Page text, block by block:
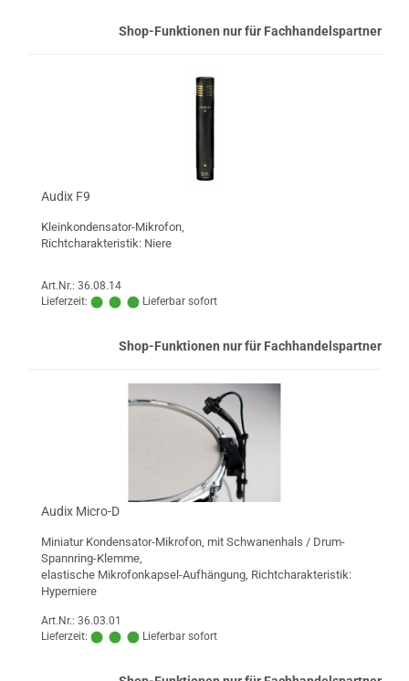
Shop-Funktionen nur für Fachhandelspartner
Audix F9
Kleinkondensator-Mikrofon,
Richtcharakteristik: Niere
Art.Nr.: 36.08.14
Lieferzeit:
Lieferbar sofort
Shop-Funktionen nur für Fachhandelspartner
Audix Micro-D
Miniatur Kondensator-Mikrofon, mit Schwanenhals / Drum-
Spannring-Klemme,
elastische Mikrofonkapsel-Aufhängung, Richtcharakteristik:
Hyperniere
Art.Nr.: 36.03.01
Lieferzeit:
Lieferbar sofort